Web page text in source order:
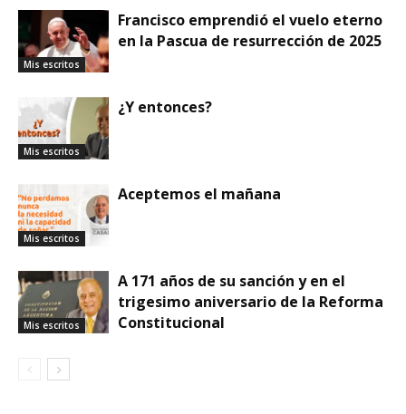
Mis escritos
Francisco emprendió el vuelo eterno
en la Pascua de resurrección de 2025
Mis escritos
¿Y entonces?
Mis escritos
Aceptemos el mañana
Mis escritos
A 171 años de su sanción y en el
trigesimo aniversario de la Reforma
Constitucional